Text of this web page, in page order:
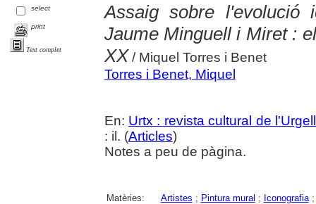
select
print
Text complet
Assaig sobre l'evolució
Jaume Minguell i Miret :
XX / Miquel Torres i Benet
Torres i Benet, Miquel
En: Urtx : revista cultural de l'Urgell
: il. (Articles)
Notes a peu de pàgina.
Matèries: Artistes ; Pintura mural ; Iconografia;